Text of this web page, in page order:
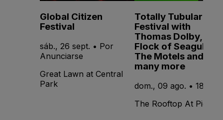
Global Citizen
Festival
sáb., 26 sept. • Por
Anunciarse
Great Lawn at Central
Park
Totally Tubular
Festival with
Thomas Dolby, A
Flock of Seagulls,
The Motels and
many more
dom., 09 ago. • 18:00
The Rooftop At Pier 17